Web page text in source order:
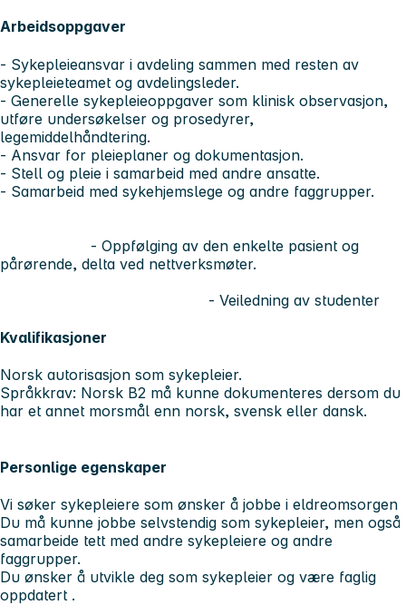
Arbeidsoppgaver
- Sykepleieansvar i avdeling sammen med resten av
sykepleieteamet og avdelingsleder.
- Generelle sykepleieoppgaver som klinisk observasjon,
utføre undersøkelser og prosedyrer,
legemiddelhåndtering.
- Ansvar for pleieplaner og dokumentasjon.
- Stell og pleie i samarbeid med andre ansatte.
- Samarbeid med sykehjemslege og andre faggrupper.
- Oppfølging av den enkelte pasient og
pårørende, delta ved nettverksmøter.
- Veiledning av studenter
Kvalifikasjoner
Norsk autorisasjon som sykepleier.
Språkkrav: Norsk B2 må kunne dokumenteres dersom du
har et annet morsmål enn norsk, svensk eller dansk.
Personlige egenskaper
Vi søker sykepleiere som ønsker å jobbe i eldreomsorgen
Du må kunne jobbe selvstendig som sykepleier, men også
samarbeide tett med andre sykepleiere og andre
faggrupper.
Du ønsker å utvikle deg som sykepleier og være faglig
oppdatert .